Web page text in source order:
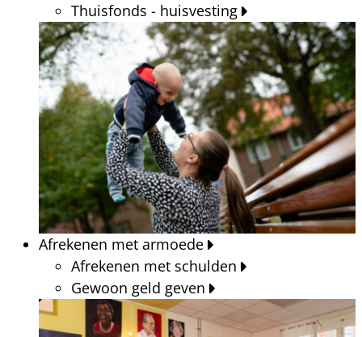
Thuisfonds - huisvesting
Afrekenen met armoede
Afrekenen met schulden
Gewoon geld geven